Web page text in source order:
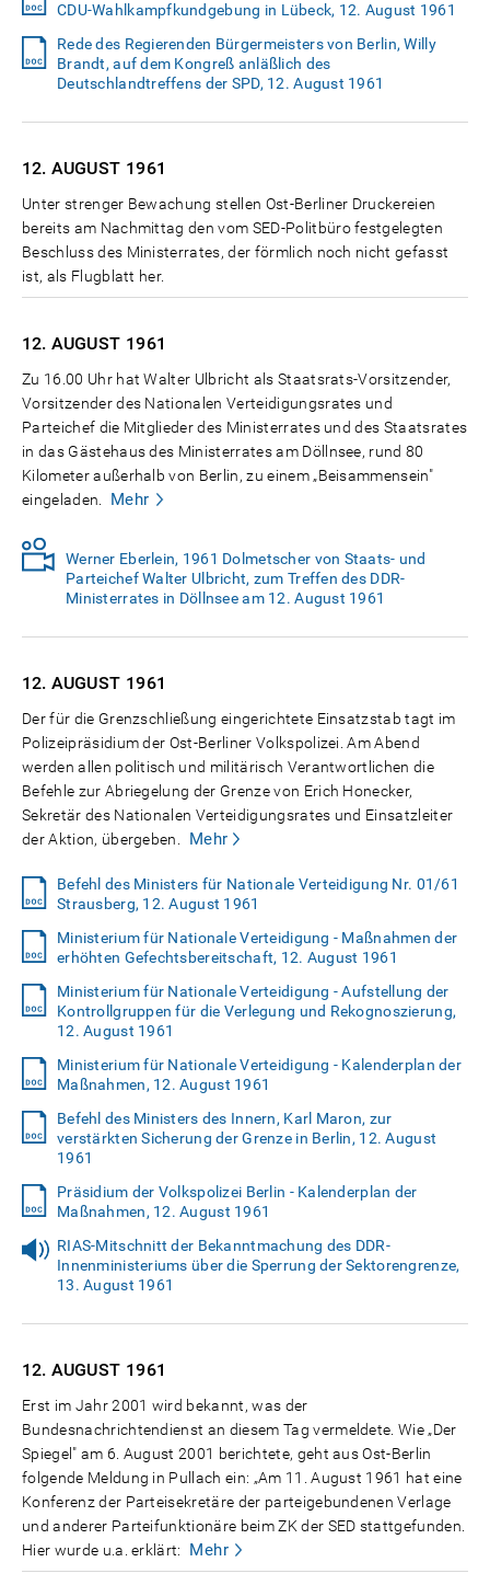
CDU-Wahlkampfkundgebung in Lübeck, 12. August 1961
Rede des Regierenden Bürgermeisters von Berlin, Willy
Brandt, auf dem Kongreß anläßlich des
Deutschlandtreffens der SPD, 12. August 1961
12. AUGUST 1961
Unter strenger Bewachung stellen Ost-Berliner Druckereien
bereits am Nachmittag den vom SED-Politbüro festgelegten
Beschluss des Ministerrates, der förmlich noch nicht gefasst
ist, als Flugblatt her.
12. AUGUST 1961
Zu 16.00 Uhr hat Walter Ulbricht als Staatsrats-Vorsitzender,
Vorsitzender des Nationalen Verteidigungsrates und
Parteichef die Mitglieder des Ministerrates und des Staatsrates
in das Gästehaus des Ministerrates am Döllnsee, rund 80
Kilometer außerhalb von Berlin, zu einem „Beisammensein"
eingeladen.
Mehr
Werner Eberlein, 1961 Dolmetscher von Staats- und
Parteichef Walter Ulbricht, zum Treffen des DDR-
Ministerrates in Döllnsee am 12. August 1961
12. AUGUST 1961
Der für die Grenzschließung eingerichtete Einsatzstab tagt im
Polizeipräsidium der Ost-Berliner Volkspolizei. Am Abend
werden allen politisch und militärisch Verantwortlichen die
Befehle zur Abriegelung der Grenze von Erich Honecker,
Sekretär des Nationalen Verteidigungsrates und Einsatzleiter
der Aktion, übergeben.
Mehr
Befehl des Ministers für Nationale Verteidigung Nr. 01/61
Strausberg, 12. August 1961
Ministerium für Nationale Verteidigung - Maßnahmen der
erhöhten Gefechtsbereitschaft, 12. August 1961
Ministerium für Nationale Verteidigung - Aufstellung der
Kontrollgruppen für die Verlegung und Rekognoszierung,
12. August 1961
Ministerium für Nationale Verteidigung - Kalenderplan der
Maßnahmen, 12. August 1961
Befehl des Ministers des Innern, Karl Maron, zur
verstärkten Sicherung der Grenze in Berlin, 12. August
1961
Präsidium der Volkspolizei Berlin - Kalenderplan der
Maßnahmen, 12. August 1961
RIAS-Mitschnitt der Bekanntmachung des DDR-
Innenministeriums über die Sperrung der Sektorengrenze,
13. August 1961
12. AUGUST 1961
Erst im Jahr 2001 wird bekannt, was der
Bundesnachrichtendienst an diesem Tag vermeldete. Wie „Der
Spiegel" am 6. August 2001 berichtete, geht aus Ost-Berlin
folgende Meldung in Pullach ein: „Am 11. August 1961 hat eine
Konferenz der Parteisekretäre der parteigebundenen Verlage
und anderer Parteifunktionäre beim ZK der SED stattgefunden.
Hier wurde u.a. erklärt:
Mehr